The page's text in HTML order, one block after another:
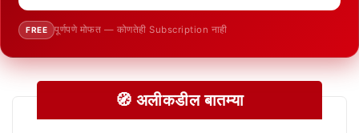
FREE पूर्णपणे मोफत — कोणतेही Subscription नाही
🧭 अलीकडील बातम्या